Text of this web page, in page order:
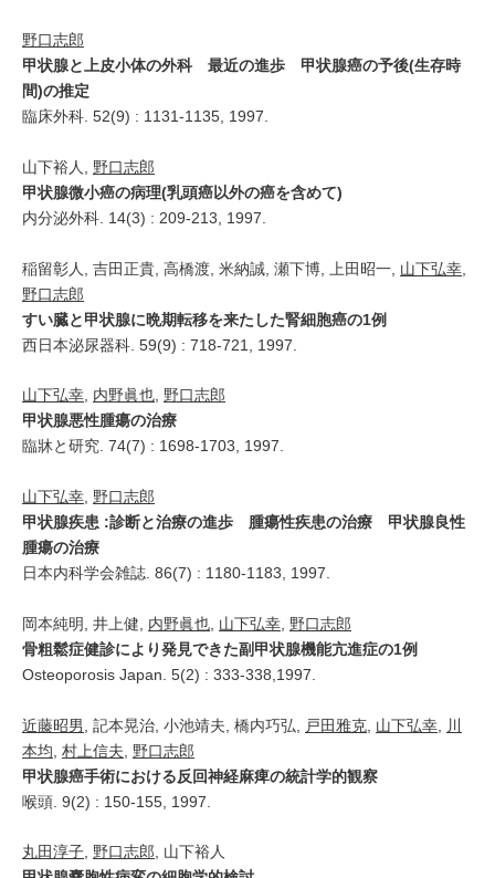
野口志郎
甲状腺と上皮小体の外科 最近の進歩 甲状腺癌の予後(生存時
間)の推定
臨床外科. 52(9) : 1131-1135, 1997.
山下裕人, 野口志郎
甲状腺微小癌の病理(乳頭癌以外の癌を含めて)
内分泌外科. 14(3) : 209-213, 1997.
稲留彰人, 吉田正貴, 高橋渡, 米納誠, 瀬下博, 上田昭一, 山下弘幸
野口志郎
すい臓と甲状腺に晩期転移を来たした腎細胞癌の1例
西日本泌尿器科. 59(9) : 718-721, 1997.
山下弘幸, 内野眞也, 野口志郎
甲状腺悪性腫瘍の治療
臨牀と研究. 74(7) : 1698-1703, 1997.
山下弘幸 野口志郎
甲状腺疾患 :診断と治療の進歩 腫瘍性疾患の治療 甲状腺良性
腫瘍の治療
日本内科学会雑誌. 86(7) : 1180-1183, 1997.
岡本純明, 井上健, 内野眞也 山下弘幸 野口志郎
骨粗鬆症健診により発見できた副甲状腺機能亢進症の1例
Osteoporosis Japan. 5(2) : 333-338,1997.
近藤昭男 , 記本晃治, 小池靖夫, 橋内巧弘, 戸田雅克 山下弘幸
川
本均 村上信夫
野口志郎
甲状腺癌手術における反回神経麻痺の統計学的観察
喉頭. 9(2) : 150-155, 1997.
丸田淳子, 野口志郎, 山下裕人